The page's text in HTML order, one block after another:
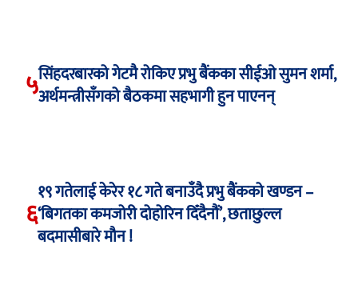
५सिंहदरबारको गेटमै रोकिए प्रभु बैंकका सीईओ सुमन शर्मा,
अर्थमन्त्रीसँगको बैठकमा सहभागी हुन पाएनन्
६
१९ गतेलाई केरेर १८ गते बनाउँदै प्रभु बैंकको खण्डन –
‘बिगतका कमजोरी दोहोरिन दिँदैनौं’, छताछुल्ल
बदमासीबारे मौन !